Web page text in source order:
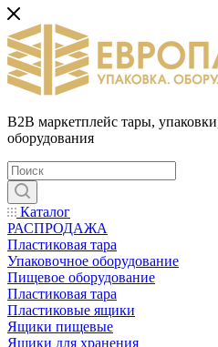
B2B маркетплейс тары,
оборудования
Каталог
РАСПРОДАЖА
Пластиковая тара
Упаковочное оборудование
Пищевое оборудование
Пластиковая тара
Пластиковые ящики
Ящики пищевые
Ящики для хранения